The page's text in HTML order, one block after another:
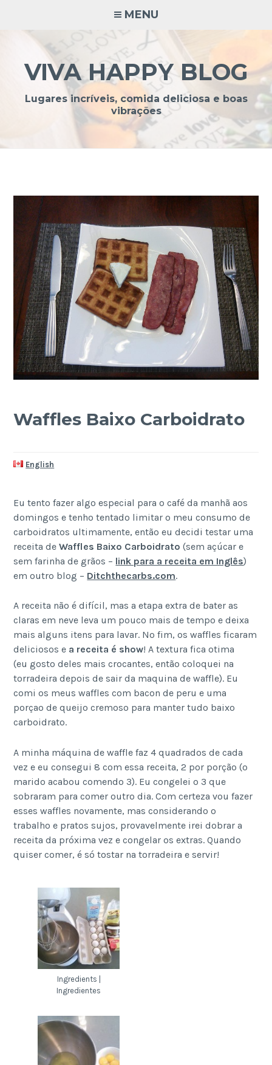
conteúdo
MENU
VIVA HAPPY BLOG
Lugares incríveis, comida deliciosa e boas
vibrações
Waffles Baixo Carboidrato
English
Eu tento fazer algo especial para o café da manhã aos
domingos e tenho tentado limitar o meu consumo de
carboidratos ultimamente, então eu decidi testar uma
receita deWaffles Baixo Carboidrato (sem açúcar e
sem farinha de grãos – link para a receita em Inglês)
em outro blog – Ditchthecarbs.com.
A receita não é difícil, mas a etapa extra de bater as
claras em neve leva um pouco mais de tempo e deixa
mais alguns itens para lavar. No fim, os waffles ficaram
deliciosos e a receita é show! A textura fica otima
(eu gosto deles mais crocantes, então coloquei na
torradeira depois de sair da maquina de waffle). Eu
comi os meus waffles com bacon de peru e uma
porçao de queijo cremoso para manter tudo baixo
carboidrato.
A minha máquina de waffle faz 4 quadrados de cada
vez e eu consegui 8 com essa receita, 2 por porção (o
marido acabou comendo 3). Eu congelei o 3 que
sobraram para comer outro dia. Com certeza vou fazer
esses waffles novamente, mas considerando o
trabalho e pratos sujos, provavelmente irei dobrar a
receita da próxima vez e congelar os extras. Quando
quiser comer, é só tostar na torradeira e servir!
Ingredients |
Ingredientes